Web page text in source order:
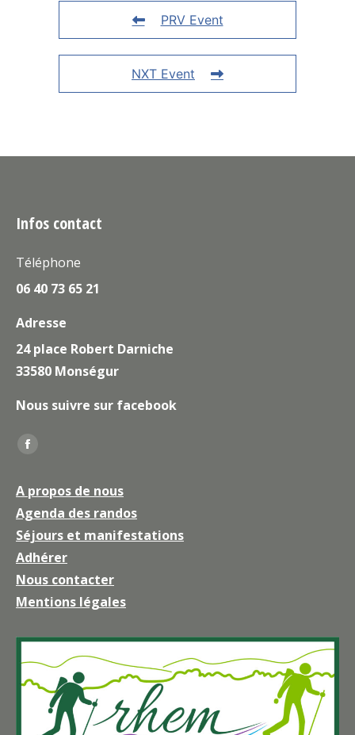
PRV Event
NXT Event
Infos contact
Téléphone
06 40 73 65 21
Adresse
24 place Robert Darniche
33580 Monségur
Nous suivre sur facebook
Trouvez nous sur :
La
Facebook
s'ouvre
dans
une
nouvelle
fenêtre
A propos de nous
Agenda des randos
Séjours et manifestations
Adhérer
Nous contacter
Mentions légales